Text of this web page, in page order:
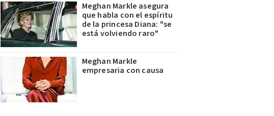
Meghan Markle asegura
que habla con el espíritu
de la princesa Diana: "se
está volviendo raro"
Meghan Markle
empresaria con causa